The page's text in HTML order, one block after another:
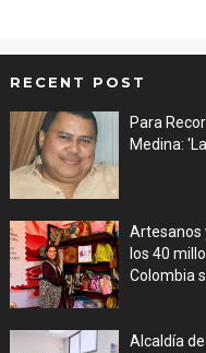
RECENT POST
Para
Medina:
Artesanos
los 40
Colombia
Alcaldía